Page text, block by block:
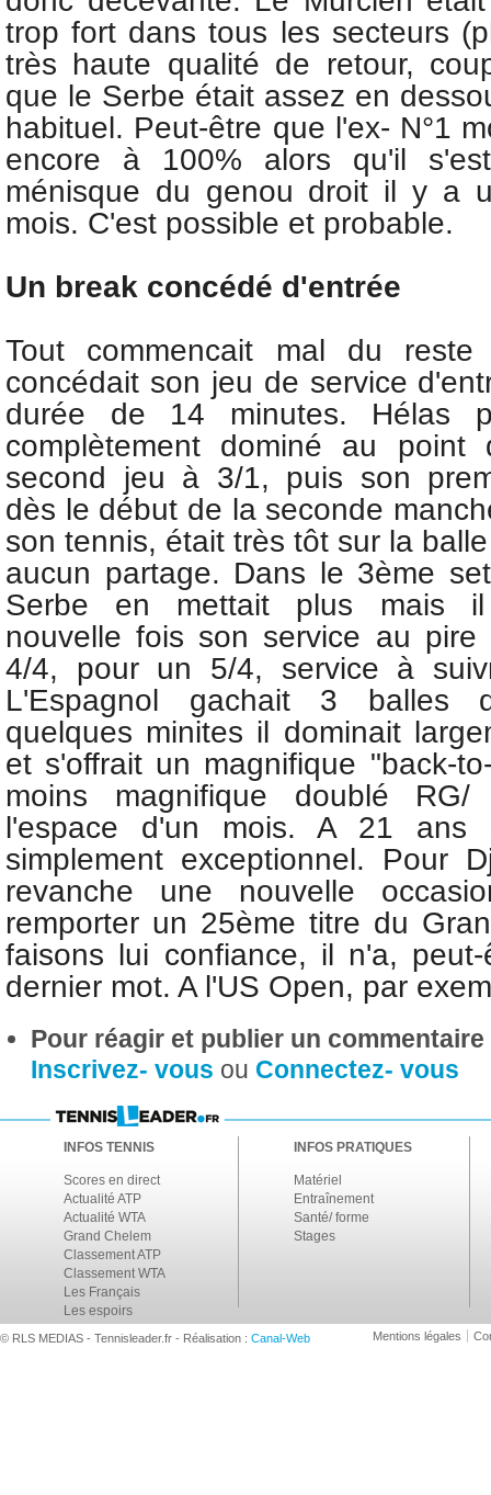
trop fort dans tous les secteurs
très haute qualité de retour,
que le Serbe était assez en
habituel. Peut-être que l'ex- N°1
encore à 100% alors qu'il
ménisque du genou droit il y a
mois. C'est possible et probable.
Un break concédé d'entrée
Tout commencait mal du
concédait son jeu de service
durée de 14 minutes. Hélas
complètement dominé au point
second jeu à 3/1, puis son
dès le début de la seconde
son tennis, était très tôt sur la
aucun partage. Dans le 3ème
Serbe en mettait plus mais il
nouvelle fois son service au pire
4/4, pour un 5/4, service à
L'Espagnol gachait 3 balles
quelques minites il dominait
et s'offrait un magnifique "back-
moins magnifique doublé RG/
l'espace d'un mois. A 21 ans
simplement exceptionnel. Pour
revanche une nouvelle
remporter un 25ème titre du
faisons lui confiance, il n'a,
dernier mot. A l'US Open, par
Pour réagir et publier un
Inscrivez- vous ou Connectez- vous
INFOS TENNIS
Scores en direct
Actualité ATP
Actualité WTA
Grand Chelem
Classement ATP
Classement WTA
Les Français
Les espoirs
INFOS PRATIQUES
Matériel
Entraînement
Santé/ forme
Stages
© RLS MEDIAS - Tennisleader.fr - Réalisation : Canal-Web Mentions légales